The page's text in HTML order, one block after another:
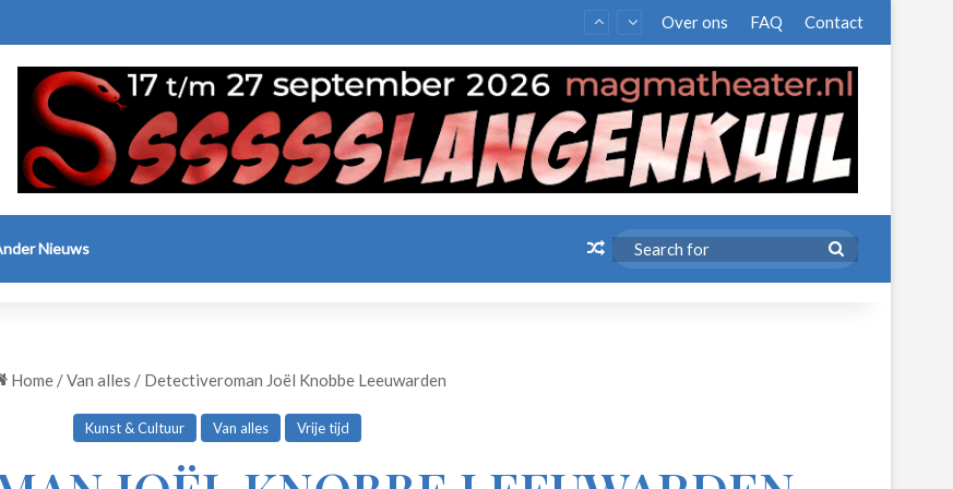
Over ons FAQ Contact
Nieuws Random Article
for
Home /Van alles / Detectiveroman Joël Knobbe Leeuwarden
Kunst & Cultuur Van alles Vrije tijd